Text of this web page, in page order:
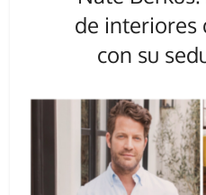
de interiores
con su